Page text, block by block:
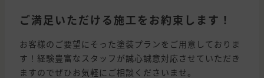
ご満足いただける施工をお約束します！
お客様のご要望にそった塗装プランをご用意しておりま
す！経験豊富なスタッフが誠心誠意対応させていただき
ますのでぜひお気軽にご相談くださいませ。